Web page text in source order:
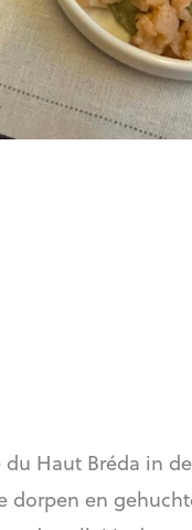
Haut Bréda in
dorpen en